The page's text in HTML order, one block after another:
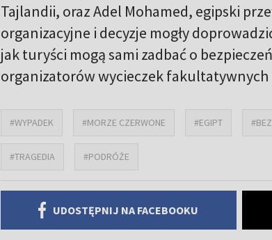
Tajlandii, oraz Adel Mohamed, egipski
organizacyjne i decyzje mogły
jak turyści mogą sami zadbać o
organizatorów wycieczek
#WYPADEK #MORZE CZERWONE #EGIPT
#TRAGEDIA #PODRÓŻE
UDOSTĘPNIJ NA FACEBOOKU